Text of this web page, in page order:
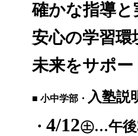
確かな指導と
安心の学習環
未来をサポー
■ 小中学部・ 入塾説
・ 4/12㊏…午後